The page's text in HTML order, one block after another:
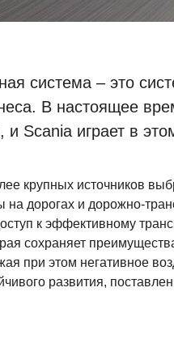
система – это
В настоящее
и Scania играет в
крупных источников
на дорогах и дорожно-
к эффективному
сохраняет
при этом негативное
развития,